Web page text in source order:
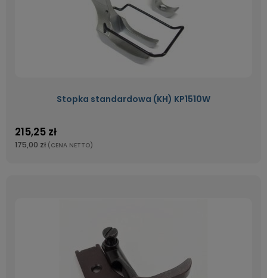
Stopka standardowa (KH) KP1510W
215,25 zł
175,00 zł (CENA NETTO)